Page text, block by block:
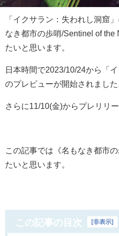
「イクサラン：失われし洞窟
なき都市の歩哨/Sentinel of
たいと思います。
日本時間で2023/10/24から「
のプレビューが開始されました
さらに11/10(金)からプレリリー
この記事では《名もなき都市
たいと思います。
この記事の目次 非表示